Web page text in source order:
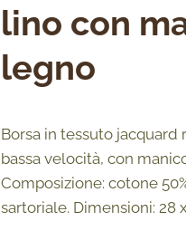
lino con
legno
Borsa in tessuto jacquard
bassa velocità, con
Composizione: cotone
sartoriale. Dimensioni: 28